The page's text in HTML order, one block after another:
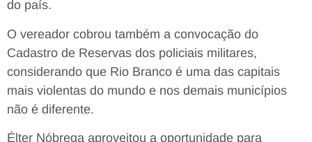
do país.
O vereador cobrou também a convocação do
Cadastro de Reservas dos policiais militares,
considerando que Rio Branco é uma das capitais
mais violentas do mundo e nos demais municípios
não é diferente.
Élter Nóbrega aproveitou a oportunidade para